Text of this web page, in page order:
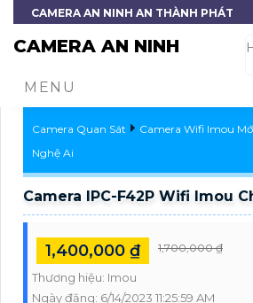
CAMERA AN NINH AN THÀNH PHÁT
CAMERA AN NINH
MENU
Camera Quan Sát Camera Wifi Imou
Nghệ Ai
Camera IPC-F42P Wifi Imou
1,400,000 ₫ 1,700,000 ₫
Thương hiệu: Imou
Ngày đăng: 6/14/2023 11:25:59 AM